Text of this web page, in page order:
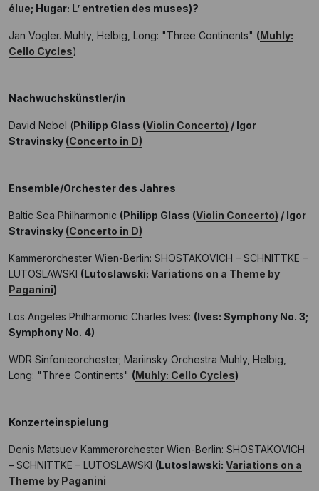
élue; Hugar: L’ entretien des muses)?
Jan Vogler. Muhly, Helbig, Long: "Three Continents" (Muhly:
Cello Cycles)
Nachwuchskünstler/in
David Nebel (Philipp Glass (Violin Concerto) / Igor
Stravinsky (Concerto in D)
Ensemble/Orchester des Jahres
Baltic Sea Philharmonic (Philipp Glass (Violin Concerto) / Igor
Stravinsky (Concerto in D)
Kammerorchester Wien-Berlin: SHOSTAKOVICH – SCHNITTKE –
LUTOSLAWSKI (Lutoslawski: Variations on a Theme by
Paganini)
Los Angeles Philharmonic Charles Ives: (Ives: Symphony No. 3;
Symphony No. 4)
WDR Sinfonieorchester; Mariinsky Orchestra Muhly, Helbig,
Long: "Three Continents" (Muhly: Cello Cycles)
Konzerteinspielung
Denis Matsuev Kammerorchester Wien-Berlin: SHOSTAKOVICH
– SCHNITTKE – LUTOSLAWSKI (Lutoslawski: Variations on a
Theme by Paganini